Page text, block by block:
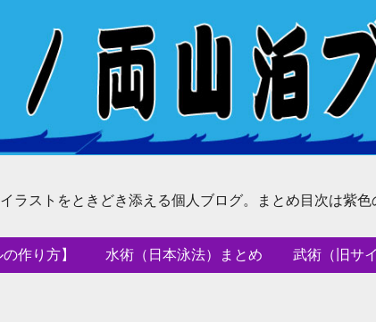
ラストをときどき添える個人ブログ。まとめ目次は紫
作り方】 水術（日本泳法）まとめ 武術（旧サイ